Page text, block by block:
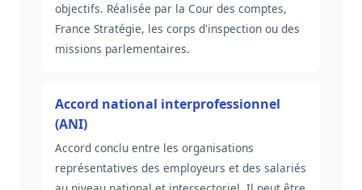
objectifs. Réalisée par la Cour des comptes,
France Stratégie, les corps d'inspection ou des
missions parlementaires.
Accord national interprofessionnel
(ANI)
Accord conclu entre les organisations
représentatives des employeurs et des salariés